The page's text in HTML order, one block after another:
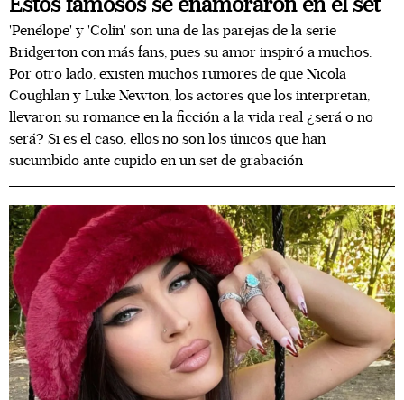
'Penélope' y 'Colin' son una de las parejas de la serie
Bridgerton con más fans, pues su amor inspiró a muchos.
Por otro lado, existen muchos rumores de que Nicola
Coughlan y Luke Newton, los actores que los interpretan,
llevaron su romance en la ficción a la vida real ¿será o no
será? Si es el caso, ellos no son los únicos que han
sucumbido ante cupido en un set de grabación